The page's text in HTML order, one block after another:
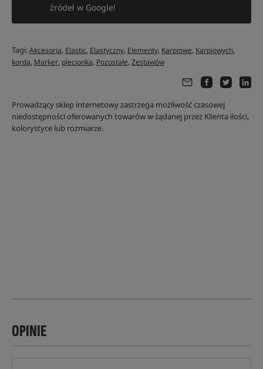
źródeł w Google!
Tagi:Akcesoria, Elastic, Elastyczny, Elementy, Karpiowe, Karpiowych,
korda, Marker, plecionka, Pozostałe,Zestawów
Prowadzący sklep internetowy zastrzega możliwość czasowej
niedostępności oferowanych towarów w żądanej przez Klienta ilości,
kolorystyce lub rozmiarze.
OPINIE